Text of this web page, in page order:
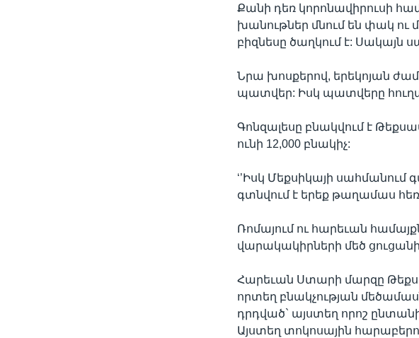
Քանի դեռ կորոնավիրուսի
խանութներ մնում են փակ ու
բիզնեսը ծաղկում է: Սակայն
Նրա խոսքերով, երեկոյան
պատվեր: Իսկ պատվերը
Գոնզալեսը բնակվում է
ունի 12,000 բնակիչ:
‘’Իսկ Մեքսիկայի սահմանում
գտնվում է երեք թաղամաս
Ռոմայում ու հարեւան
վարակակիրների մեծ
Հարեւան Ստարի մարզը
որտեղ բնակչության
դրդված` այստեղ որոշ
Այստեղ տոկոսային